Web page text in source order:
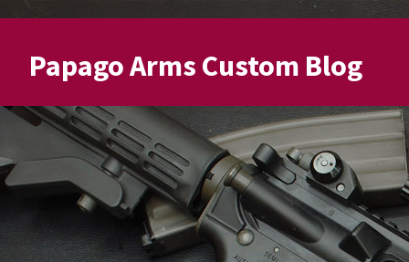
Papago Arms Custom Blog